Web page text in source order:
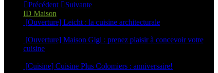
Précédent
Suivante
ID Maison
[Ouverture] Leicht : la cuisine architecturale
[Ouverture] Maison Gigi : prenez plaisir à concevoir votre
cuisine
[Cuisine] Cuisine Plus Colomiers : anniversaire!